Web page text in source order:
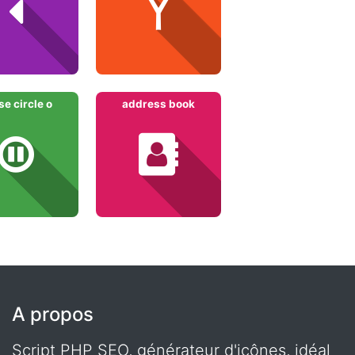
circle o address book
A propos
Script PHP SEO, générateur d'icônes, idéal